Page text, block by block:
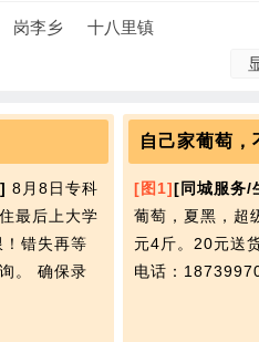
岗李乡
十八里镇
8月8日专科
最后上大学
错失再等
。 确保录
自己家葡萄，
[图1][同城服务/
葡萄，夏黑，超
元4斤。20元送
电话：